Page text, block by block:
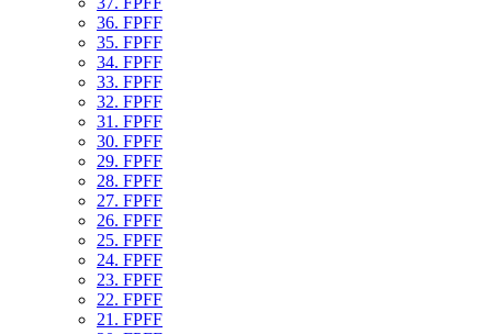
36. FPFF
35. FPFF
34. FPFF
33. FPFF
32. FPFF
31. FPFF
30. FPFF
29. FPFF
28. FPFF
27. FPFF
26. FPFF
25. FPFF
24. FPFF
23. FPFF
22. FPFF
21. FPFF